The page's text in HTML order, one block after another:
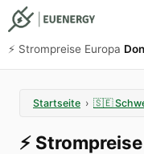
⚡️ Strompreise Europa
Startseite › 🇸🇪
⚡️ Strompreise